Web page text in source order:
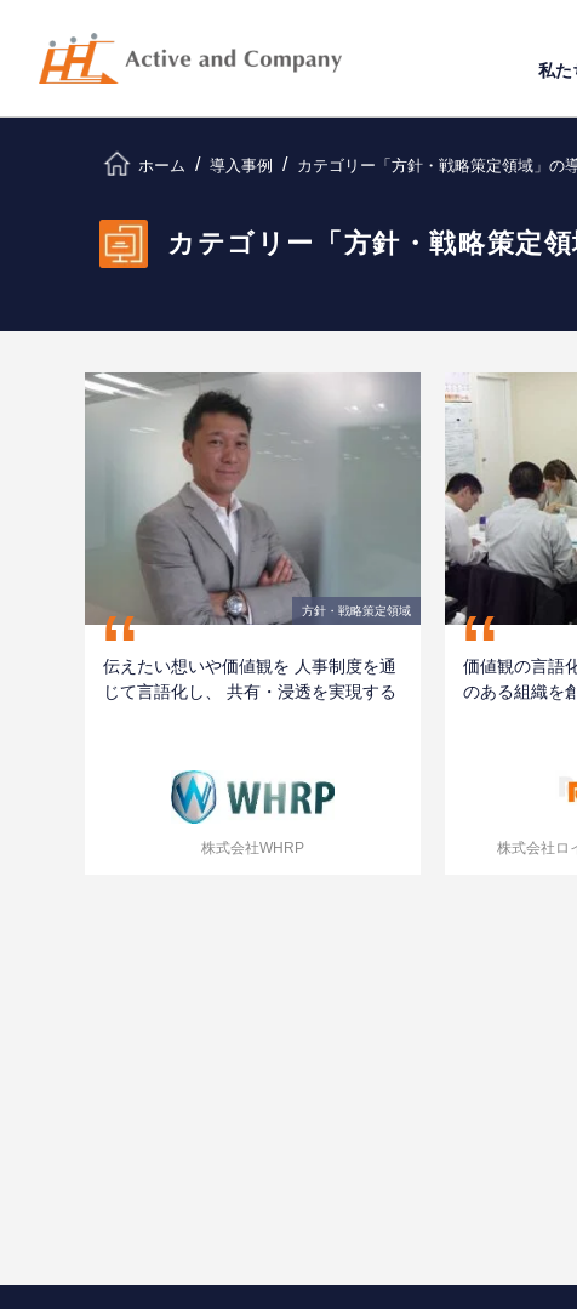
私た
ホーム 導入事例 カテゴリー「方針・戦略策定領域」の
カテゴリー「方針・戦略策定
方針・戦略策定領域
“
伝えたい想いや価値観を 人事制度を通
じて言語化し、 共有・浸透を実現する
株式会社WHRP
“
価値観の言語
のある組織を
株式会社ロ